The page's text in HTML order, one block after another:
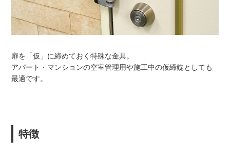
扉を「仮」に締めておく特殊な金具。
アパート・マンションの空室管理用や施工中の仮締錠としても
最適です。
特徴